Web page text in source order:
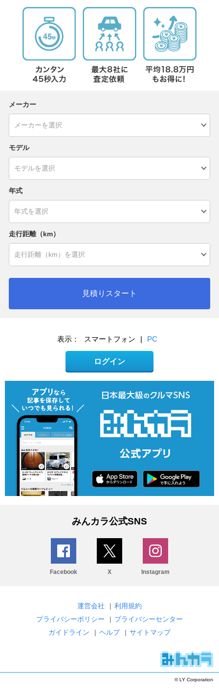
メーカー
モデル
年式
走行距離（km）
見積りスタート
表示： スマートフォン | PC
ログイン
みんカラ公式SNS
Facebook X Instagram
運営会社 | 利用規約
プライバシーポリシー
| プライバシーセンター
ガイドライン
| ヘルプ | サイトマップ
© LY Corporation